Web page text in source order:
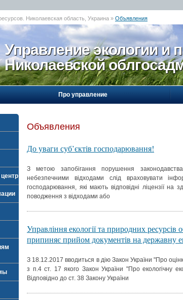
Николаевская область, Украина » Объявления
Управление экологии и
Николаевской
Про управление
Объявления
До уваги суб’єктів господарювання!
З метою запобігання порушення
небезпечними відходами слід враховувати
господарювання, які мають відповідні ліцензії на
поводження з відходами або
Управління екології та природних ресурсів
припиняє прийом документів на державну
З 18.12.2017 вводиться в дію Закон України "Про
з п.4 ст. 17 якого Закон України "Про екологічну
Відповідно до ст. 38 Закону України